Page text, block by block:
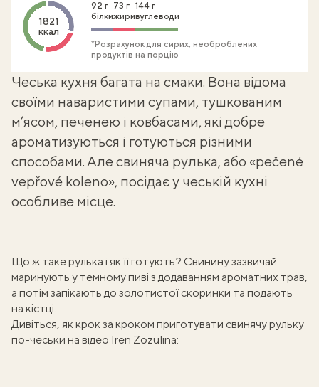
1821
ккал
92 г
білки
73 г
жири
144 г
вуглеводи
*Розрахунок для сирих, необроблених
продуктів на порцію
Чеська кухня багата на смаки. Вона відома
своїми наваристими супами, тушкованим
м’ясом, печенею і ковбасами, які добре
ароматизуються і готуються різними
способами. Але свиняча рулька, або «pečené
vepřové koleno», посідає у чеській кухні
особливе місце.
Що ж таке рулька і як її готують? Свинину зазвичай
маринують у темному пиві з додаванням ароматних трав,
а потім запікають до золотистої скоринки та подають
на кістці.
Дивіться, як крок за кроком приготувати свинячу рульку
по-чеськи на відео Iren Zozulina: